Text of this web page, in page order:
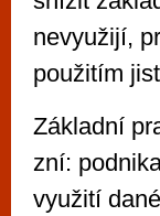
nevyužijí,
použitím
Základní
zní:
využití